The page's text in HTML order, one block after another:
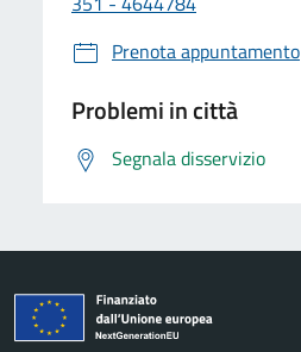
Prenota appuntamento
Problemi in città
Segnala disservizio